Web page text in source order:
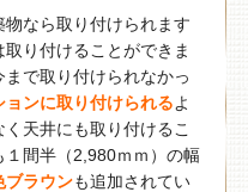
なら取り付けられます
り付けることができま
で取り付けられなかっ
ョンに取り付けられるよ
天井にも取り付けるこ
１間半（2,980ｍｍ）の幅
ブラウンも追加されてい